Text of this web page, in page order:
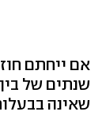
אם ייחתם
שאינה